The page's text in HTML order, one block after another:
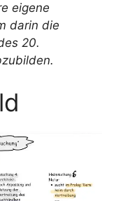
eigene
darin die
20.